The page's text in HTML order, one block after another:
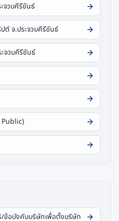
จวบคีรีขันธ์
ต์ จ.ประจวบคีรีขันธ์
จวบคีรีขันธ์
Public)
อบังคับบริษัทเพื่อตั้งบริษัท